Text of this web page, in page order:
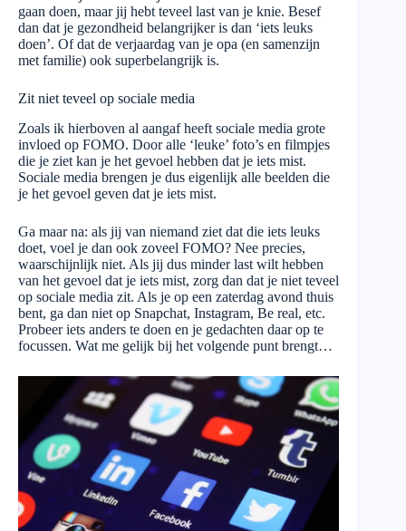
gaan doen, maar jij hebt teveel last van je knie. Besef
dan dat je gezondheid belangrijker is dan ‘iets leuks
doen’. Of dat de verjaardag van je opa (en samenzijn
met familie) ook superbelangrijk is.
Zit niet teveel op sociale media
Zoals ik hierboven al aangaf heeft sociale media grote
invloed op FOMO. Door alle ‘leuke’ foto’s en filmpjes
die je ziet kan je het gevoel hebben dat je iets mist.
Sociale media brengen je dus eigenlijk alle beelden die
je het gevoel geven dat je iets mist.
Ga maar na: als jij van niemand ziet dat die iets leuks
doet, voel je dan ook zoveel FOMO? Nee precies,
waarschijnlijk niet. Als jij dus minder last wilt hebben
van het gevoel dat je iets mist, zorg dan dat je niet teveel
op sociale media zit. Als je op een zaterdag avond thuis
bent, ga dan niet op Snapchat, Instagram, Be real, etc.
Probeer iets anders te doen en je gedachten daar op te
focussen. Wat me gelijk bij het volgende punt brengt…